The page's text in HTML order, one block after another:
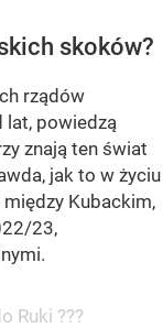
skoków?
rządów
lat, powiedzą
znają ten świat
jak to w życiu
Kubackim,
23,
Ruki ???